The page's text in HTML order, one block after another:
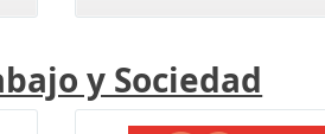
y Sociedad